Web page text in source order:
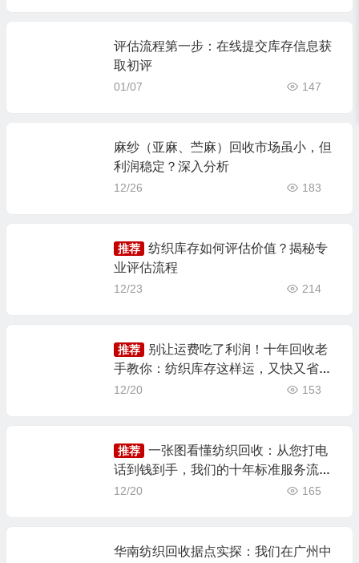
评估流程第一步：在线提交库存信息获
取初评
01/07 147
麻纱（亚麻、苎麻）回收市场虽小，但
利润稳定？深入分析
12/26 183
推荐
纺织库存如何评估价值？揭秘专
业评估流程
12/23 214
推荐
别让运费吃了利润！十年回收老
手教你：纺织库存这样运，又快又省还
安全
12/20 153
推荐
一张图看懂纺织回收：从您打电
话到钱到手，我们的十年标准服务流程
图解
12/20 165
华南纺织回收据点实探：我们在广州中